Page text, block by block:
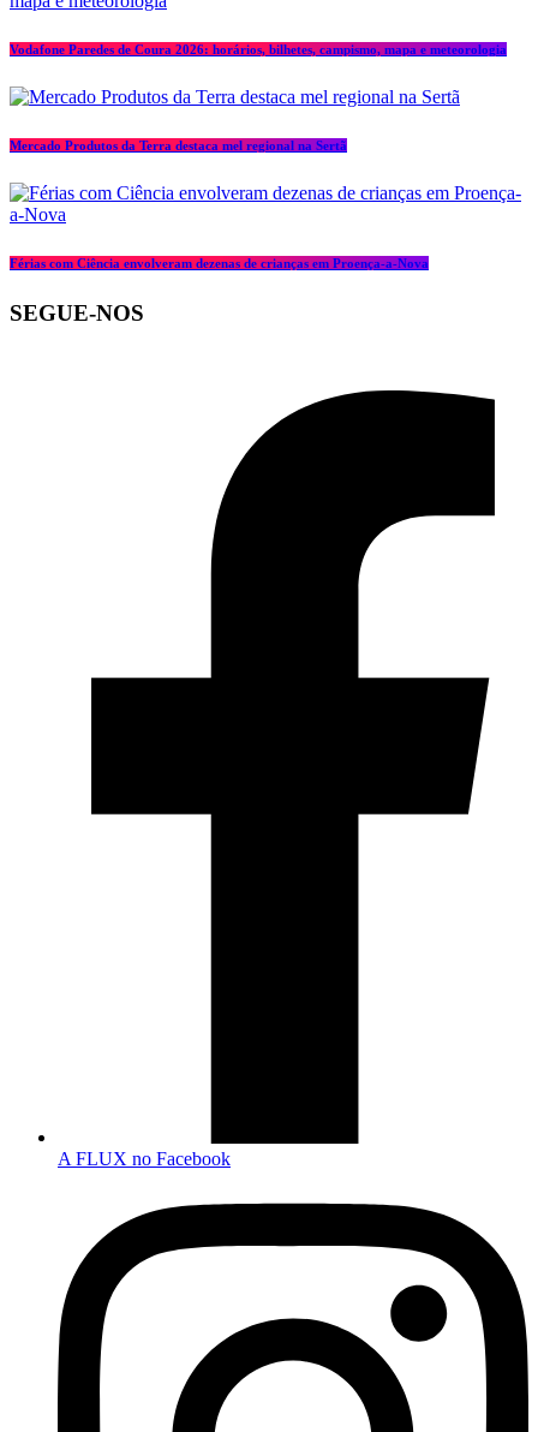
Vodafone Paredes de Coura 2026: horários, bilhetes, campismo, mapa e meteorologia
Mercado Produtos da Terra destaca mel regional na Sertã
Férias com Ciência envolveram dezenas de crianças em Proença-a-Nova
SEGUE-NOS
A FLUX no Facebook